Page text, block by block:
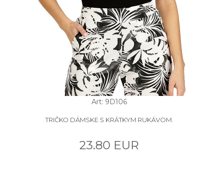
Art: 9D106
TRIČKO DÁMSKE S KRÁTKYM RUKÁVOM.
23.80 EUR